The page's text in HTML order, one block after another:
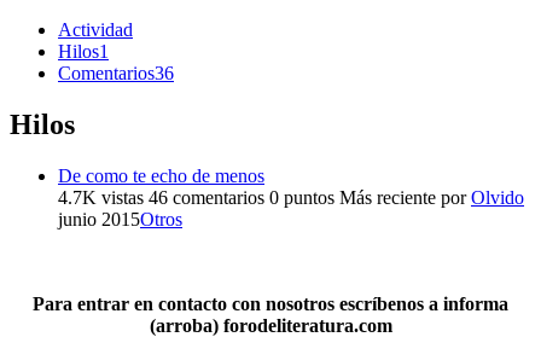
Actividad
Hilos1
Comentarios36
Hilos
De como te echo de menos
4.7K vistas 46 comentarios 0 puntos Más reciente porOlvido
junio 2015Otros
Para entrar en contacto con nosotros escríbenos a informa
(arroba) forodeliteratura.com